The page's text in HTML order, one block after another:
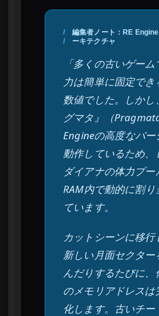
/
/
編集者ノート：RE
ーキテクチャ
「多くの古いゲー
力は簡単に固定でき
数値でした。しかし
グマタ』（
Engineの高度なバ
動作しているため、
ダイアナの体力プー
RAM内で動的に割
ています。
カットシーンに移行
新しい月面セクター
んだりするたびに、
のメモリアドレスは
化します。古いチー